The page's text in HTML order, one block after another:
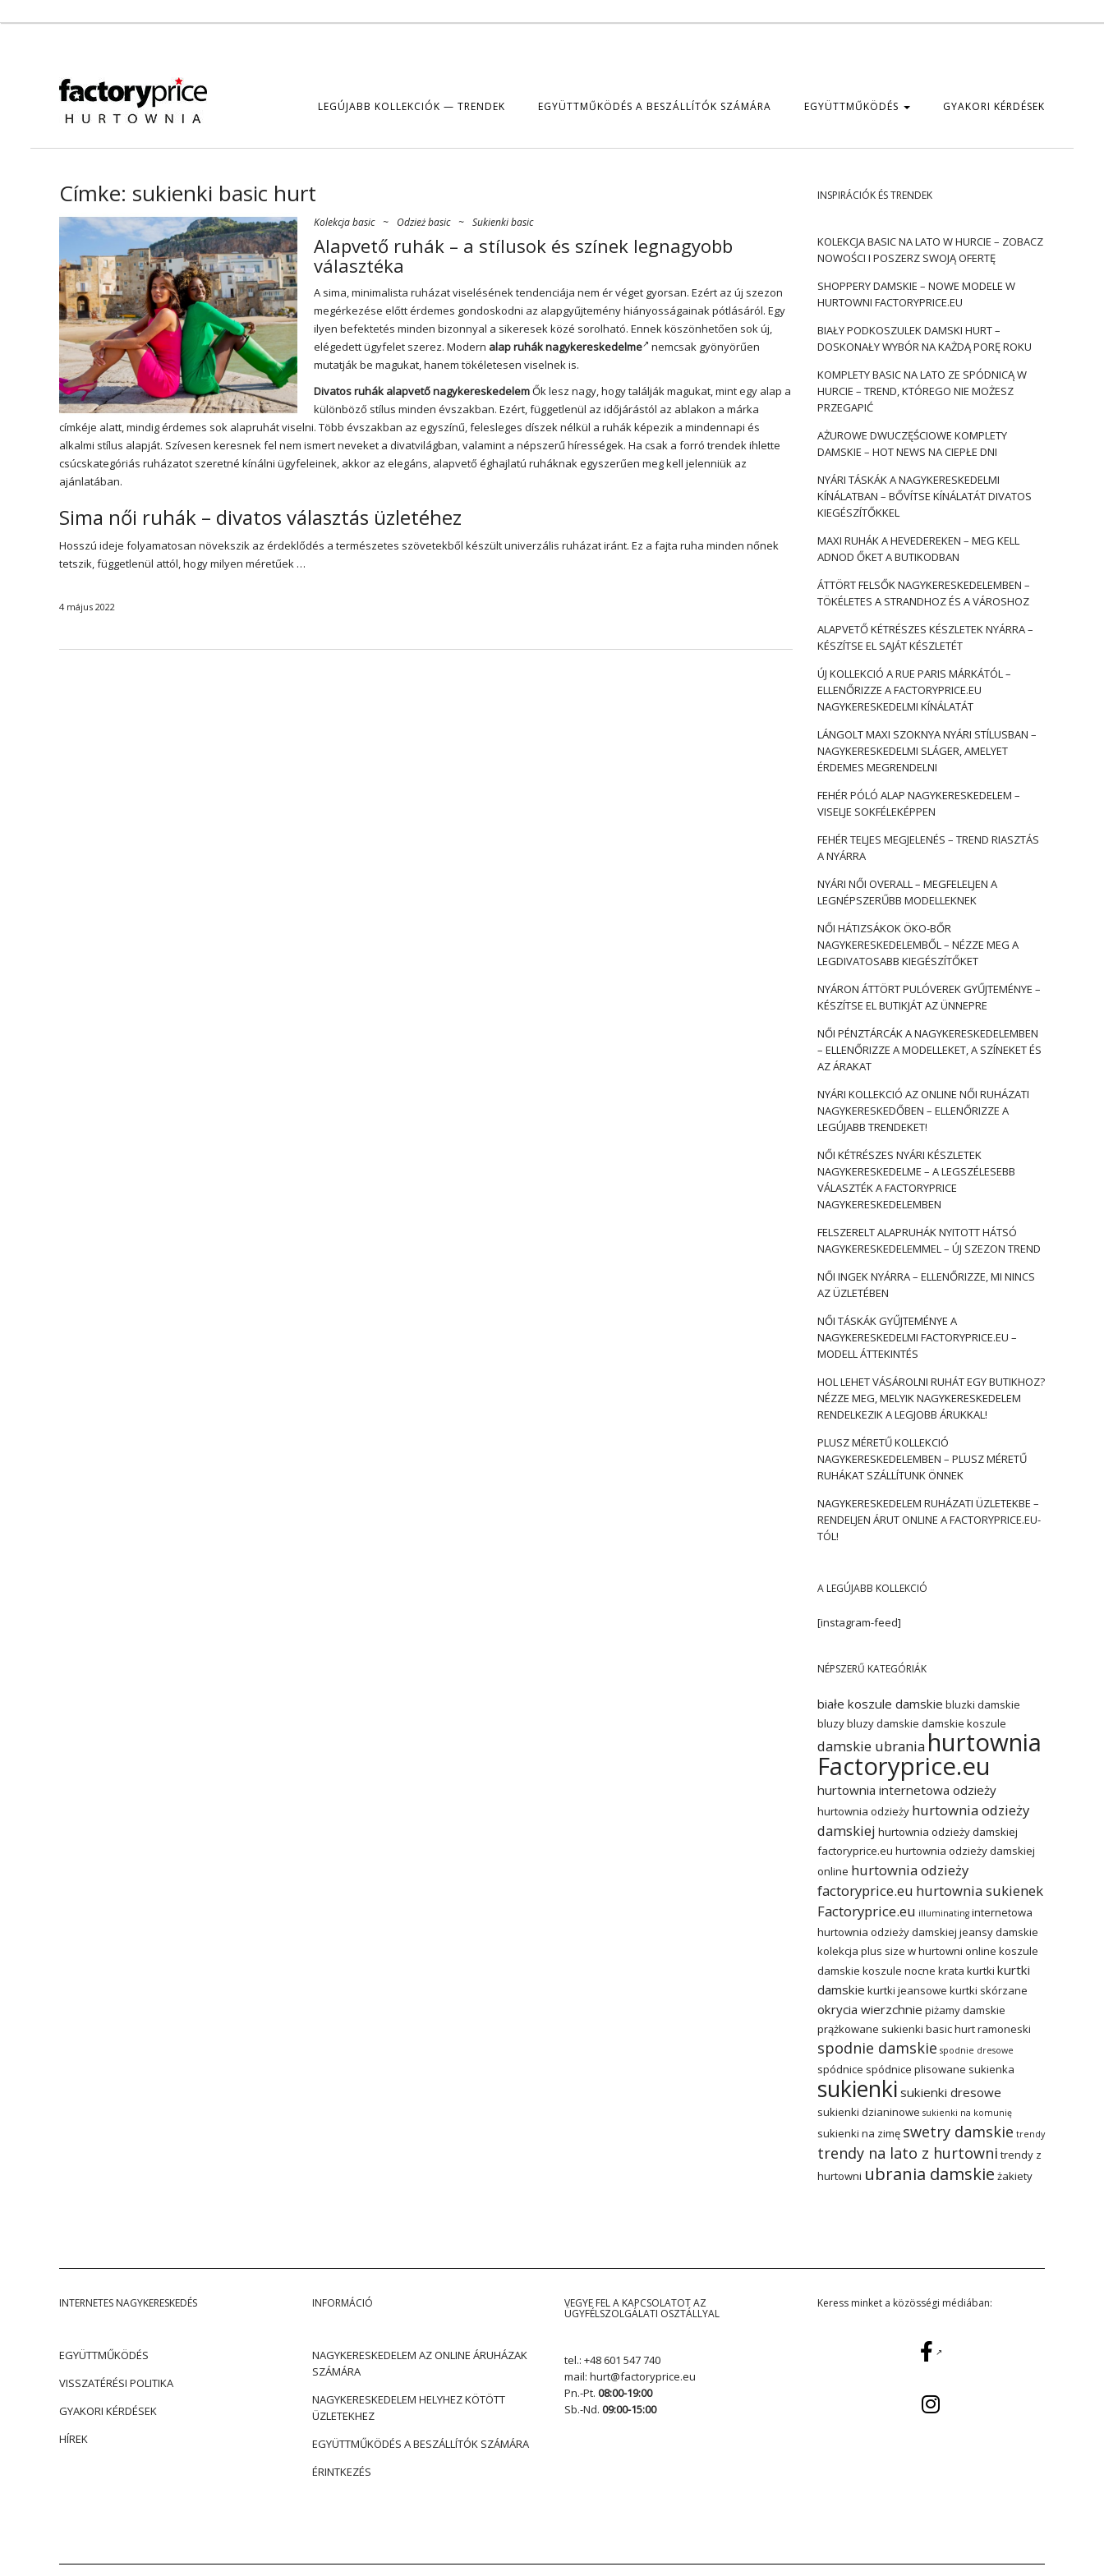
LEGÚJABB KOLLEKCIÓK — TRENDEK EGYÜTTMŰKÖDÉS A BESZÁLLÍTÓK SZÁMÁRA EGYÜTTMŰKÖDÉS GYAKORI KÉRDÉSEK
Címke: sukienki basic hurt
Kolekcja basic ~ Odzież basic ~ Sukienki basic
Alapvető ruhák – a stílusok és színek legnagyobb
választéka
A sima, minimalista ruházat viselésének tendenciája nem ér véget gyorsan. Ezért az új szezon
megérkezése előtt érdemes gondoskodni az alapgyűjtemény hiányosságainak pótlásáról. Egy
ilyen befektetés minden bizonnyal a sikeresek közé sorolható. Ennek köszönhetően sok új,
elégedett ügyfelet szerez. Modern alap ruhák nagykereskedelme
nemcsak gyönyörűen
mutatják be magukat, hanem tökéletesen viselnek is.
Divatos ruhák alapvető nagykereskedelemŐk lesz nagy, hogy találják magukat, mint egy alap a
különböző stílus minden évszakban. Ezért, függetlenül az időjárástól az ablakon a márka
címkéje alatt, mindig érdemes sok alapruhát viselni. Több évszakban az egyszínű, felesleges díszek nélkül a ruhák képezik a mindennapi és
alkalmi stílus alapját. Szívesen keresnek fel nem ismert neveket a divatvilágban, valamint a népszerű hírességek. Ha csak a forró trendek ihlette
csúcskategóriás ruházatot szeretné kínálni ügyfeleinek, akkor az elegáns, alapvető éghajlatú ruháknak egyszerűen meg kell jelenniük az
ajánlatában.
Sima női ruhák – divatos választás üzletéhez
Hosszú ideje folyamatosan növekszik az érdeklődés a természetes szövetekből készült univerzális ruházat iránt. Ez a fajta ruha minden nőnek
tetszik, függetlenül attól, hogy milyen méretűek …
4 május 2022
INSPIRÁCIÓK ÉS TRENDEK
KOLEKCJA BASIC NA LATO W HURCIE – ZOBACZ
NOWOŚCI I POSZERZ SWOJĄ OFERTĘ
SHOPPERY DAMSKIE – NOWE MODELE W
HURTOWNI FACTORYPRICE.EU
BIAŁY PODKOSZULEK DAMSKI HURT –
DOSKONAŁY WYBÓR NA KAŻDĄ PORĘ ROKU
KOMPLETY BASIC NA LATO ZE SPÓDNICĄ W
HURCIE – TREND, KTÓREGO NIE MOŻESZ
PRZEGAPIĆ
AŻUROWE DWUCZĘŚCIOWE KOMPLETY
DAMSKIE – HOT NEWS NA CIEPŁE DNI
NYÁRI TÁSKÁK A NAGYKERESKEDELMI
KÍNÁLATBAN – BŐVÍTSE KÍNÁLATÁT DIVATOS
KIEGÉSZÍTŐKKEL
MAXI RUHÁK A HEVEDEREKEN – MEG KELL
ADNOD ŐKET A BUTIKODBAN
ÁTTÖRT FELSŐK NAGYKERESKEDELEMBEN –
TÖKÉLETES A STRANDHOZ ÉS A VÁROSHOZ
ALAPVETŐ KÉTRÉSZES KÉSZLETEK NYÁRRA –
KÉSZÍTSE EL SAJÁT KÉSZLETÉT
ÚJ KOLLEKCIÓ A RUE PARIS MÁRKÁTÓL –
ELLENŐRIZZE A FACTORYPRICE.EU
NAGYKERESKEDELMI KÍNÁLATÁT
LÁNGOLT MAXI SZOKNYA NYÁRI STÍLUSBAN –
NAGYKERESKEDELMI SLÁGER, AMELYET
ÉRDEMES MEGRENDELNI
FEHÉR PÓLÓ ALAP NAGYKERESKEDELEM –
VISELJE SOKFÉLEKÉPPEN
FEHÉR TELJES MEGJELENÉS – TREND RIASZTÁS
A NYÁRRA
NYÁRI NŐI OVERALL – MEGFELELJEN A
LEGNÉPSZERŰBB MODELLEKNEK
NŐI HÁTIZSÁKOK ÖKO-BŐR
NAGYKERESKEDELEMBŐL – NÉZZE MEG A
LEGDIVATOSABB KIEGÉSZÍTŐKET
NYÁRON ÁTTÖRT PULÓVEREK GYŰJTEMÉNYE –
KÉSZÍTSE EL BUTIKJÁT AZ ÜNNEPRE
NŐI PÉNZTÁRCÁK A NAGYKERESKEDELEMBEN
– ELLENŐRIZZE A MODELLEKET, A SZÍNEKET ÉS
AZ ÁRAKAT
NYÁRI KOLLEKCIÓ AZ ONLINE NŐI RUHÁZATI
NAGYKERESKEDŐBEN – ELLENŐRIZZE A
LEGÚJABB TRENDEKET!
NŐI KÉTRÉSZES NYÁRI KÉSZLETEK
NAGYKERESKEDELME – A LEGSZÉLESEBB
VÁLASZTÉK A FACTORYPRICE
NAGYKERESKEDELEMBEN
FELSZERELT ALAPRUHÁK NYITOTT HÁTSÓ
NAGYKERESKEDELEMMEL – ÚJ SZEZON TREND
NŐI INGEK NYÁRRA – ELLENŐRIZZE, MI NINCS
AZ ÜZLETÉBEN
NŐI TÁSKÁK GYŰJTEMÉNYE A
NAGYKERESKEDELMI FACTORYPRICE.EU –
MODELL ÁTTEKINTÉS
HOL LEHET VÁSÁROLNI RUHÁT EGY BUTIKHOZ?
NÉZZE MEG, MELYIK NAGYKERESKEDELEM
RENDELKEZIK A LEGJOBB ÁRUKKAL!
PLUSZ MÉRETŰ KOLLEKCIÓ
NAGYKERESKEDELEMBEN – PLUSZ MÉRETŰ
RUHÁKAT SZÁLLÍTUNK ÖNNEK
NAGYKERESKEDELEM RUHÁZATI ÜZLETEKBE –
RENDELJEN ÁRUT ONLINE A FACTORYPRICE.EU-
TÓL!
A LEGÚJABB KOLLEKCIÓ
[instagram-feed]
NÉPSZERŰ KATEGÓRIÁK
białe koszule damskie bluzki damskie
bluzybluzy damskie damskie koszule
damskie ubrania hurtownia
Factoryprice.eu
hurtownia internetowa odzieży
hurtownia odzieży hurtownia odzieży
damskiej hurtownia odzieży damskiej
factoryprice.eu hurtownia odzieży damskiej
online hurtownia odzieży
factoryprice.eu hurtownia sukienek
Factoryprice.eu illuminating internetowa
hurtownia odzieży damskiej jeansy damskie
kolekcja plus size w hurtowni online koszule
damskie koszule nocne krata kurtki kurtki
damskie kurtki jeansowe kurtki skórzane
okrycia wierzchnie piżamy damskie
prążkowane sukienki basic hurtramoneski
spodnie damskie spodnie dresowe
spódnice spódnice plisowane sukienka
sukienki sukienki dresowe
sukienki dzianinowe sukienki na komunię
sukienki na zimę swetry damskie trendy
trendy na lato z hurtowni trendy z
hurtowni ubrania damskie żakiety
INTERNETES NAGYKERESKEDÉS
EGYÜTTMŰKÖDÉS
VISSZATÉRÉSI POLITIKA
GYAKORI KÉRDÉSEK
HÍREK
INFORMÁCIÓ
NAGYKERESKEDELEM AZ ONLINE ÁRUHÁZAK
SZÁMÁRA
NAGYKERESKEDELEM HELYHEZ KÖTÖTT
ÜZLETEKHEZ
EGYÜTTMŰKÖDÉS A BESZÁLLÍTÓK SZÁMÁRA
ÉRINTKEZÉS
VEGYE FEL A KAPCSOLATOT AZ
ÜGYFÉLSZOLGÁLATI OSZTÁLLYAL
tel.: +48 601 547 740
mail: hurt@factoryprice.eu
Pn.-Pt. 08:00-19:00
Sb.-Nd. 09:00-15:00
Keress minket a közösségi médiában: